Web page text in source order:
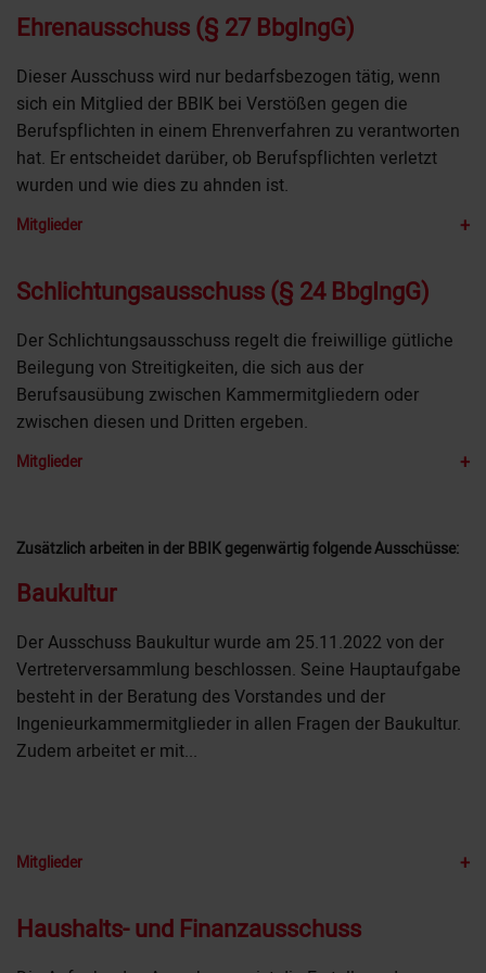
Ehrenausschuss (§ 27 BbgIngG)
Dieser Ausschuss wird nur bedarfsbezogen tätig, wenn
sich ein Mitglied der BBIK bei Verstößen gegen die
Berufspflichten in einem Ehrenverfahren zu verantworten
hat. Er entscheidet darüber, ob Berufspflichten verletzt
wurden und wie dies zu ahnden ist.
Mitglieder +
Schlichtungsausschuss (§ 24 BbgIngG)
Der Schlichtungsausschuss regelt die freiwillige gütliche
Beilegung von Streitigkeiten, die sich aus der
Berufsausübung zwischen Kammermitgliedern oder
zwischen diesen und Dritten ergeben.
Mitglieder +
Zusätzlich arbeiten in der BBIK gegenwärtig folgende Ausschüsse:
Baukultur
Der Ausschuss Baukultur wurde am 25.11.2022 von der
Vertreterversammlung beschlossen. Seine Hauptaufgabe
besteht in der Beratung des Vorstandes und der
Ingenieurkammermitglieder in allen Fragen der Baukultur.
Zudem arbeitet er mit...
Mitglieder +
Haushalts- und Finanzausschuss